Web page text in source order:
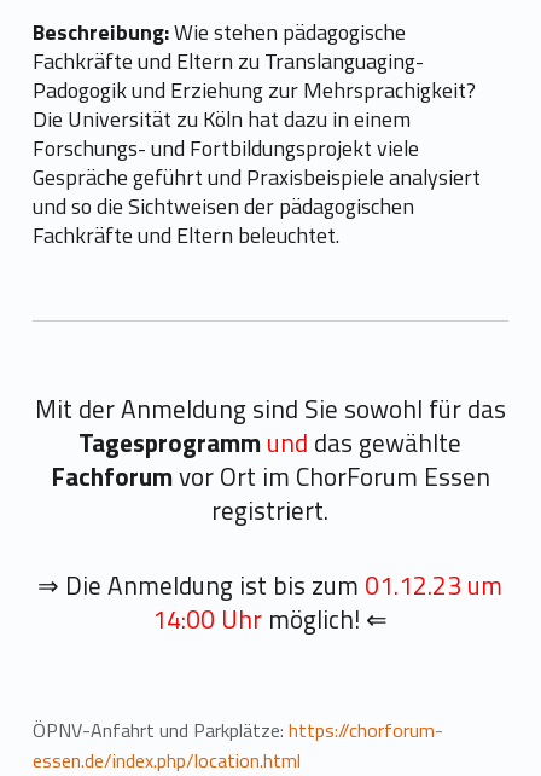
Beschreibung:Wie stehen pädagogische
Fachkräfte und Eltern zu Translanguaging-
Padogogik und Erziehung zur Mehrsprachigkeit?
Die Universität zu Köln hat dazu in einem
Forschungs- und Fortbildungsprojekt viele
Gespräche geführt und Praxisbeispiele analysiert
und so die Sichtweisen der pädagogischen
Fachkräfte und Eltern beleuchtet.
Mit der Anmeldung sind Sie sowohl für das
Tagesprogrammund das gewählte
Fachforumvor Ort im ChorForum Essen
registriert.
⇒ Die Anmeldung ist bis zum 01.12.23 um
14:00 Uhr möglich! ⇐
ÖPNV-Anfahrt und Parkplätze: https://chorforum-
essen.de/index.php/location.html